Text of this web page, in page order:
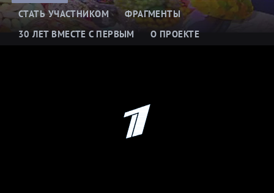
СТАТЬ УЧАСТНИКОМ
ФРАГМЕНТЫ
30 ЛЕТ ВМЕСТЕ С ПЕРВЫМ
О ПРОЕКТЕ